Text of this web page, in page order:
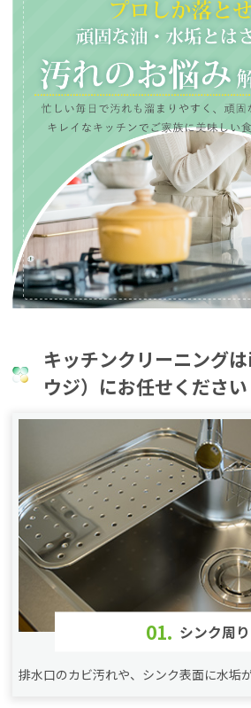
キッチンクリーニング
ウジ）にお任せください
01. シンク周り
排水口のカビ汚れや、シンク表面に水垢